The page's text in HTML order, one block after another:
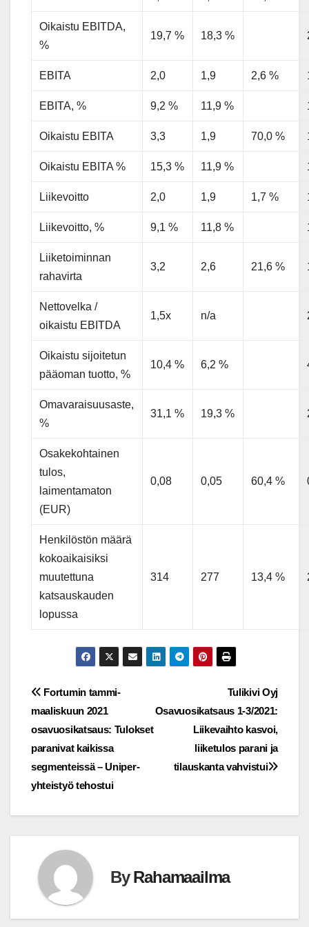
Oikaistu EBITDA,
%
19,7 % 18,3 %
EBITA 2,0 1,9 2,6 %
EBITA, % 9,2 % 11,9 %
Oikaistu EBITA 3,3 1,9 70,0 %
Oikaistu EBITA % 15,3 % 11,9 %
Liikevoitto 2,0 1,9 1,7 %
Liikevoitto, % 9,1 % 11,8 %
Liiketoiminnan
rahavirta
3,2 2,6 21,6 %
Nettovelka /
oikaistu EBITDA
1,5x n/a
Oikaistu sijoitetun
pääoman tuotto, %
10,4 % 6,2 %
Omavaraisuusaste,
%
31,1 % 19,3 %
Osakekohtainen
tulos,
laimentamaton
(EUR)
0,08 0,05 60,4 %
Henkilöstön määrä
kokoaikaisiksi
muutettuna
katsauskauden
lopussa
314 277 13,4 %
Post
navigation
Tulikivi Oyj
Osavuosikatsaus 1-3/2021:
Liikevaihto kasvoi,
liiketulos parani ja
tilauskanta vahvistui
Fortumin tammi-
maaliskuun 2021
osavuosikatsaus: Tulokset
paranivat kaikissa
segmenteissä – Uniper-
yhteistyö tehostui
ByRahamaailma